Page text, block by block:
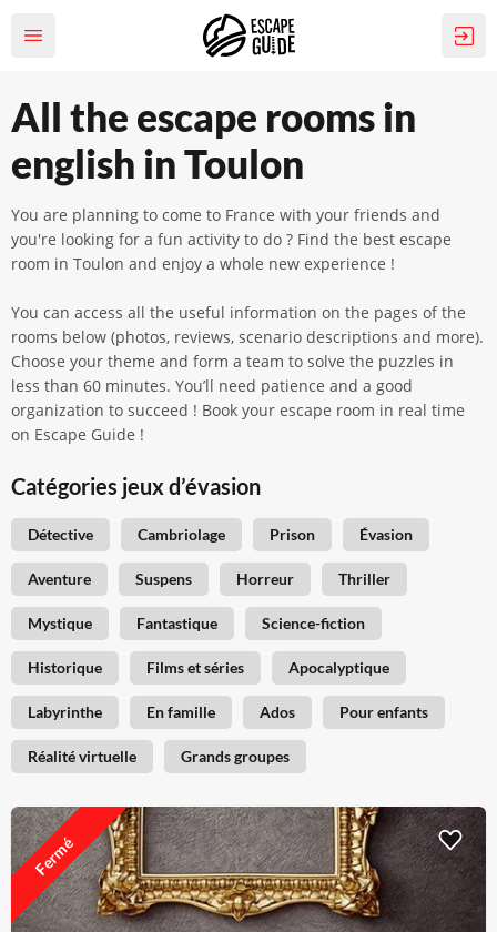
All the escape rooms in
english in Toulon
You are planning to come to France with your friends and
you're looking for a fun activity to do ? Find the best escape
room in Toulon and enjoy a whole new experience !
You can access all the useful information on the pages of the
rooms below (photos, reviews, scenario descriptions and more).
Choose your theme and form a team to solve the puzzles in
less than 60 minutes. You’ll need patience and a good
organization to succeed ! Book your escape room in real time
on Escape Guide !
Catégories jeux d’évasion
Détective Cambriolage Prison Évasion
Aventure Suspens Horreur Thriller
Mystique Fantastique Science-fiction
Historique Films et séries Apocalyptique
Labyrinthe En famille Ados Pour enfants
Réalité virtuelle Grands groupes
Fermé